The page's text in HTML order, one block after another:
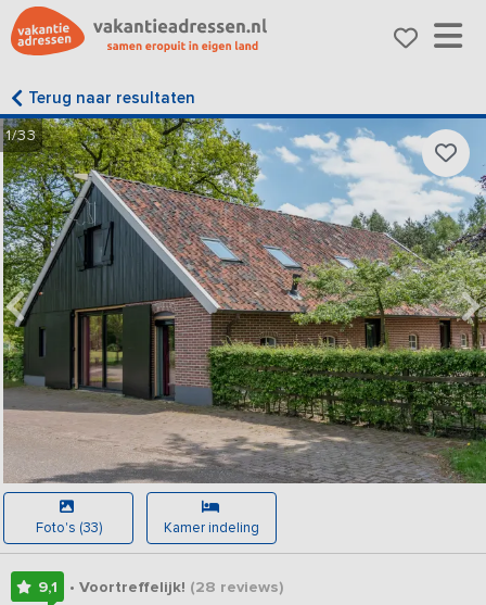
Terug naar resultaten
1/33
Foto's (33) Kamer indeling
9,1 • Voortreffelijk! (28 reviews)